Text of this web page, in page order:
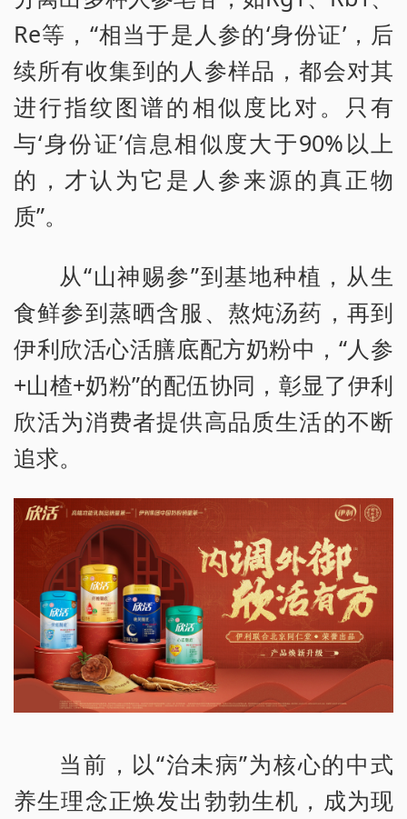
Re等，“相当于是人参的‘身份证’，后
续所有收集到的人参样品，都会对其
进行指纹图谱的相似度比对。只有
与‘身份证’信息相似度大于90%以上
的，才认为它是人参来源的真正物
质”。
从“山神赐参”到基地种植，从生
食鲜参到蒸晒含服、熬炖汤药，再到
伊利欣活心活膳底配方奶粉中，“人参
+山楂+奶粉”的配伍协同，彰显了伊利
欣活为消费者提供高品质生活的不断
追求。
当前，以“治未病”为核心的中式
养生理念正焕发出勃勃生机，成为现